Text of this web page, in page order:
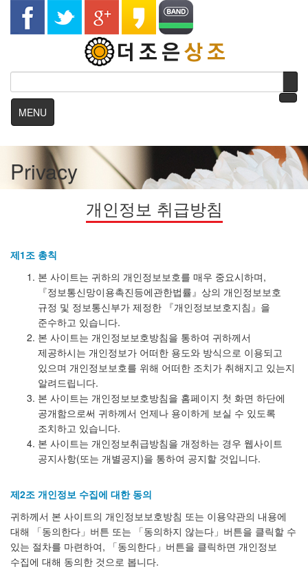
MENU
Privacy
개인정보 취급방침
제1조 총칙
본 사이트는 귀하의 개인정보보호를 매우 중요시하며,
『정보통신망이용촉진등에관한법률』상의 개인정보보호
규정 및 정보통신부가 제정한 『개인정보보호지침』을
준수하고 있습니다.
본 사이트는 개인정보보호방침을 통하여 귀하께서
제공하시는 개인정보가 어떠한 용도와 방식으로 이용되고
있으며 개인정보보호를 위해 어떠한 조치가 취해지고 있는지
알려드립니다.
본 사이트는 개인정보보호방침을 홈페이지 첫 화면 하단에
공개함으로써 귀하께서 언제나 용이하게 보실 수 있도록
조치하고 있습니다.
본 사이트는 개인정보취급방침을 개정하는 경우 웹사이트
공지사항(또는 개별공지)을 통하여 공지할 것입니다.
제2조 개인정보 수집에 대한 동의
귀하께서 본 사이트의 개인정보보호방침 또는 이용약관의 내용에
대해 「동의한다」버튼 또는 「동의하지 않는다」버튼을 클릭할 수
있는 절차를 마련하여, 「동의한다」버튼을 클릭하면 개인정보
수집에 대해 동의한 것으로 봅니다.